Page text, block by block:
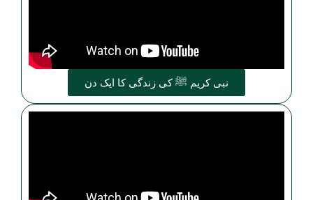
نبی کریم ﷺ کی زندگی کا ایک دن